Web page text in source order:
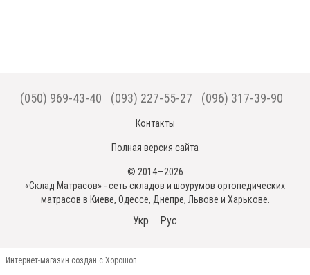
(050) 969-43-40 (093) 227-55-27 (096) 317-39-90
Контакты
Полная версия сайта
© 2014—2026
«Склад Матрасов» - сеть складов и шоурумов ортопедических
матрасов в Киеве, Одессе, Днепре, Львове и Харькове.
Укр Рус
Интернет-магазин создан с Хорошоп